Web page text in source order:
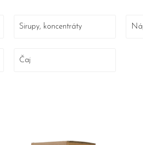
Sirupy, koncentráty
Čaj